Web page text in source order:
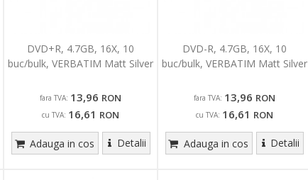
DVD+R, 4.7GB, 16X, 10
buc/bulk, VERBATIM Matt Silver
fara TVA: 13,96 RON
cu TVA: 16,61 RON
Adauga in cos Detalii
DVD-R, 4.7GB, 16X, 10
buc/bulk, VERBATIM Matt Silver
fara TVA: 13,96 RON
cu TVA: 16,61 RON
Adauga in cos Detalii